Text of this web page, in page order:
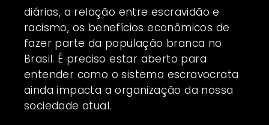
diárias, a relação entre escravidão e
racismo, os benefícios econômicos de
fazer parte da população branca no
Brasil. É preciso estar aberto para
entender como o sistema escravocrata
ainda impacta a organização da nossa
sociedade atual.